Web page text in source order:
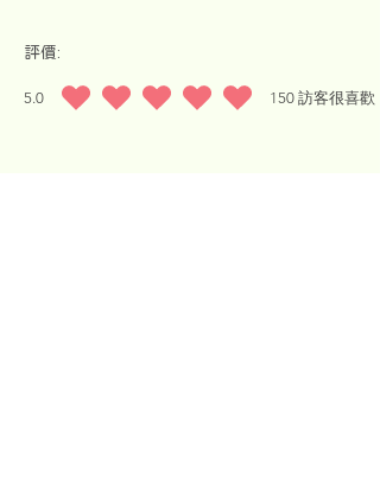
評價:
5.0 150 訪客很喜歡
平均評等為 5 ，滿分 5 分, ，基於 150 票, 訪客很喜歡